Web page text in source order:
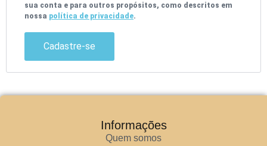
sua conta e para outros propósitos, como descritos em
nossa política de privacidade.
Cadastre-se
Informações
Quem somos